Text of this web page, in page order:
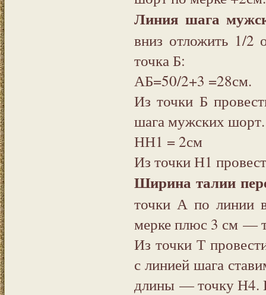
Линия шага
вниз отложить 1/
точка Б:
АБ=50/2+3 =28см.
Из точки Б
шага мужских шорт.
НН1 = 2см
Из точки Н1
Ширина талии
точки А по линии
мерке плюс 3 см —
Из точки Т
с линией шага
длины — точку Н4.